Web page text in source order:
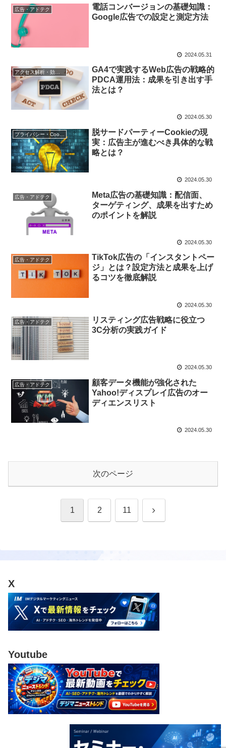
広告・アドテク
電話コンバージョンの基礎知識：
Google広告での設定と測定方法
2024.05.31
アクセス解析・効果測定
GA4で実践するWeb広告の戦略的
PDCA運用法：成果を引き出す手
法とは？
2024.05.30
プライバシー・Cookie規制
脱サードパーティーCookieの現
実：広告主が進むべき具体的な戦
略とは？
2024.05.30
広告・アドテク
Meta広告の基礎知識：配信面、
ターゲティング、成果を出すため
のポイントを解説
2024.05.30
広告・アドテク
TikTok広告の「インスタントペー
ジ」とは？設定方法と成果を上げ
るコツを徹底解説
2024.05.30
広告・アドテク
リスティング広告戦略に役立つ
3C分析の実践ガイド
2024.05.30
広告・アドテク
顧客データ機能が強化された
Yahoo!ディスプレイ広告のオー
ディエンスリスト
2024.05.30
次のページ
1 2 11 次
X
Youtube